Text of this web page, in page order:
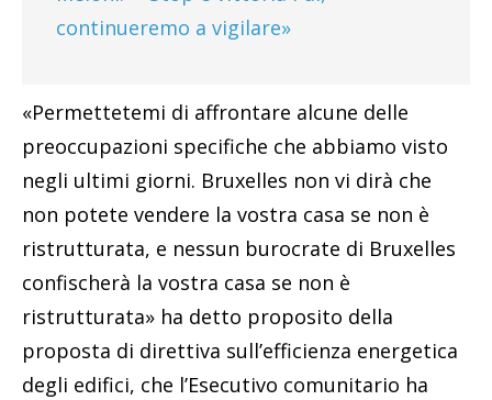
continueremo a vigilare»
«Permettetemi di affrontare alcune delle
preoccupazioni specifiche che abbiamo visto
negli ultimi giorni. Bruxelles non vi dirà che
non potete vendere la vostra casa se non è
ristrutturata, e nessun burocrate di Bruxelles
confischerà la vostra casa se non è
ristrutturata» ha detto proposito della
proposta di direttiva sull’efficienza energetica
degli edifici, che l’Esecutivo comunitario ha